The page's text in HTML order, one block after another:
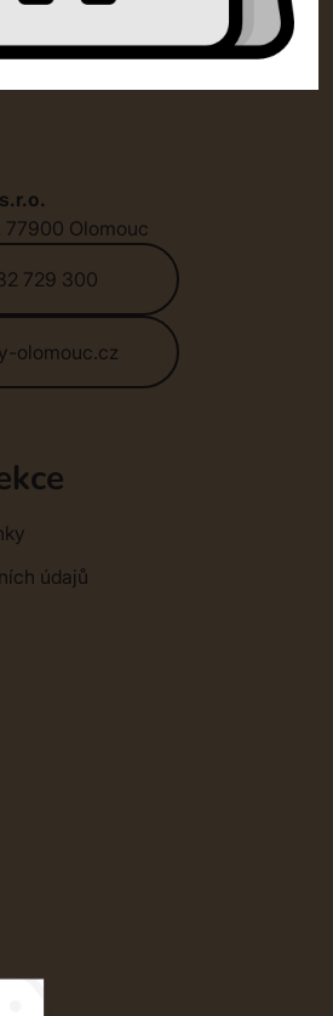
77900 Olomouc
729 300
olomouc.cz
údajů